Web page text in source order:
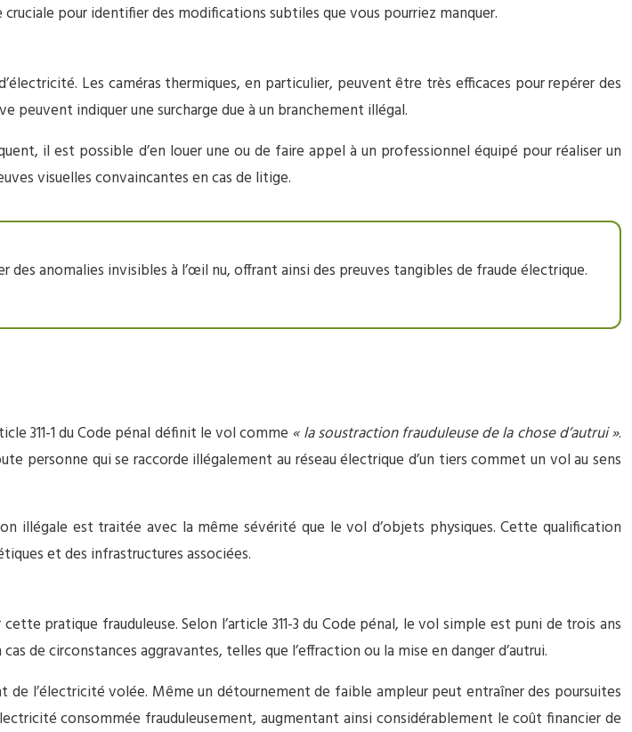
pour identifier des modifications subtiles que vous pourriez manquer.
Les caméras thermiques, en particulier, peuvent être très efficaces pour repérer des
peuvent indiquer une surcharge due à un branchement illégal.
il est possible d’en louer une ou de faire appel à un professionnel équipé pour réaliser un
visuelles convaincantes en cas de litige.
anomalies invisibles à l’œil nu, offrant ainsi des preuves tangibles de fraude électrique.
311-1 du Code pénal définit le vol comme « la soustraction frauduleuse de la chose d’autrui ».
personne qui se raccorde illégalement au réseau électrique d’un tiers commet un vol au sens
illégale est traitée avec la même sévérité que le vol d’objets physiques. Cette qualification
et des infrastructures associées.
pratique frauduleuse. Selon l’article 311-3 du Code pénal, le vol simple est puni de trois ans
de circonstances aggravantes, telles que l’effraction ou la mise en danger d’autrui.
l’électricité volée. Même un détournement de faible ampleur peut entraîner des poursuites
consommée frauduleusement, augmentant ainsi considérablement le coût financier de